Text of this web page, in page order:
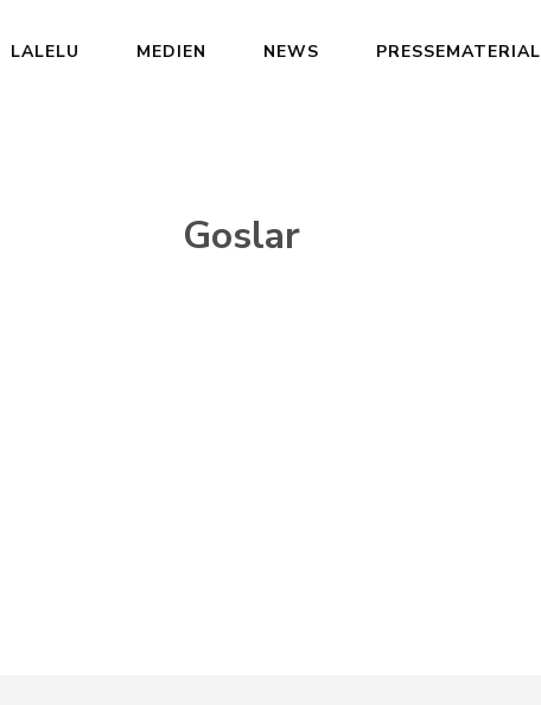
LALELU MEDIEN NEWS PRESSEMATERIAL
Goslar